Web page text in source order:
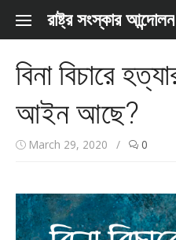
Skip to content
রাষ্ট্র সংস্কার আন্দোলন
বিনা বিচারে
আইন আছে?
March 29, 2020 / 0